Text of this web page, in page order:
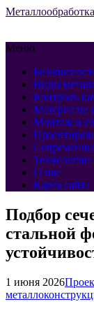
Меню
Виды
Контроль
Материалы
Монтаж и
Технологии
О нас
Карта сайта
Подбор
стальной
1 июня 2026